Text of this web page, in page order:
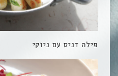
פילה דניס עם ניוקי